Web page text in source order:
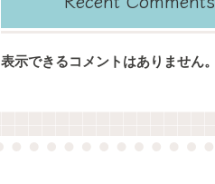
表示できるコメントはありません。